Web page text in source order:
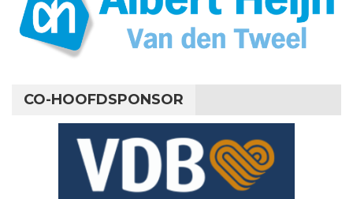
CO-HOOFDSPONSOR